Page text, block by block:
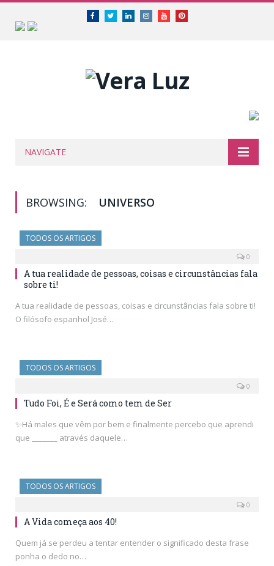
FacebookTwitterLinkedinInstagramYoutubePinterest
NAVIGATE
BROWSING: UNIVERSO
TODOS OS ARTIGOS
0
A tua realidade de pessoas, coisas e circunstâncias fala
sobre ti!
A tua realidade de pessoas, coisas e circunstâncias fala sobre ti!
O filósofo espanhol José…
TODOS OS ARTIGOS
0
Tudo Foi, É e Será como tem de Ser
✨Há males que vêm por bem e finalmente percebo que aprendi
que _______ através daquele…
TODOS OS ARTIGOS
0
A Vida começa aos 40!
Quem já se perdeu a tentar entender o significado desta frase
ponha o dedo no…